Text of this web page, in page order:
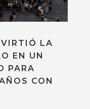
LA
EN UN
PARA
CON